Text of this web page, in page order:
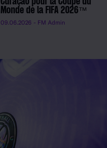
Monde de la FIFA 2026™
09.06.2026 - FM Admin